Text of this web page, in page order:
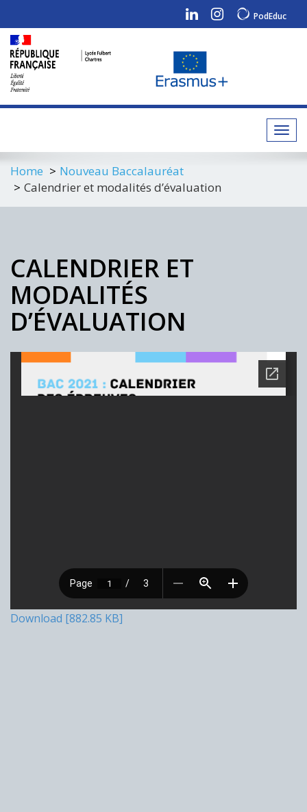
PodEduc
Home
Nouveau Baccalauréat
Calendrier et modalités d’évaluation
CALENDRIER ET
MODALITÉS
D’ÉVALUATION
Download [882.85 KB]